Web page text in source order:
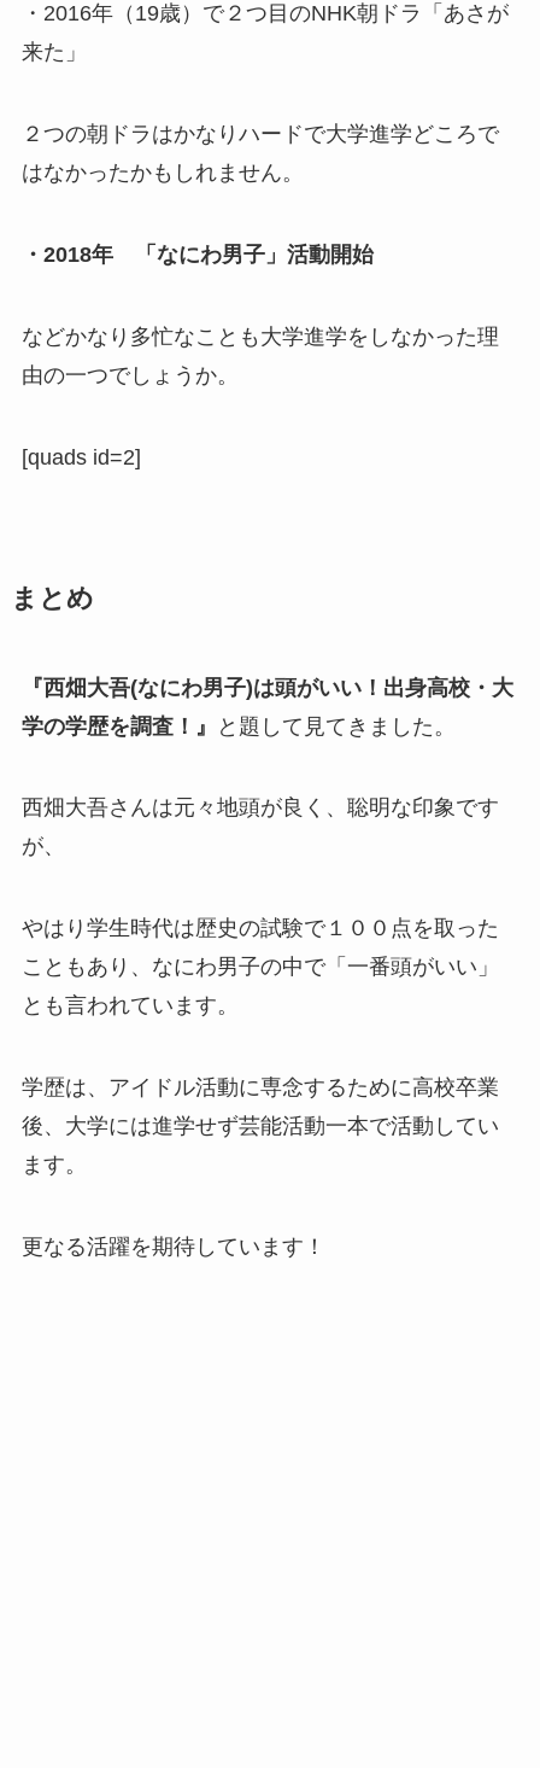
・2016年（19歳）で２つ目のNHK朝ドラ「あさが
来た」
２つの朝ドラはかなりハードで大学進学どころで
はなかったかもしれません。
・2018年 「なにわ男子」活動開始
などかなり多忙なことも大学進学をしなかった理
由の一つでしょうか。
[quads id=2]
まとめ
『西畑大吾(なにわ男子)は頭がいい！出身高校・大
学の学歴を調査！』
と題して見てきました。
西畑大吾さんは元々地頭が良く、聡明な印象です
が、
やはり学生時代は歴史の試験で１００点を取った
こともあり、なにわ男子の中で「一番頭がいい」
とも言われています。
学歴は、アイドル活動に専念するために高校卒業
後、大学には進学せず芸能活動一本で活動してい
ます。
更なる活躍を期待しています！